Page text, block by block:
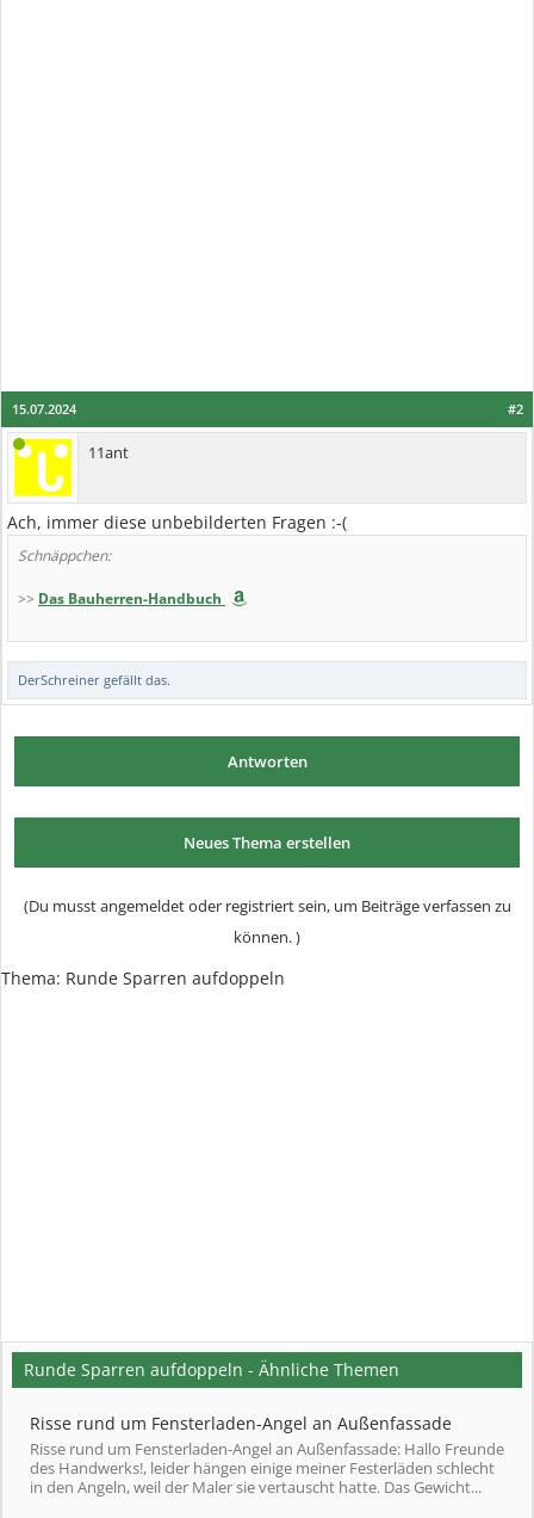
#2
15.07.2024
11ant
Ach, immer diese unbebilderten Fragen :-(
Schnäppchen:
>> Das Bauherren-Handbuch
DerSchreiner gefällt das.
Antworten
Neues Thema erstellen
(Du musst angemeldet oder registriert sein, um Beiträge verfassen zu
können. )
Thema: Runde Sparren aufdoppeln
Runde Sparren aufdoppeln - Ähnliche Themen
Risse rund um Fensterladen-Angel an Außenfassade
Risse rund um Fensterladen-Angel an Außenfassade: Hallo Freunde
des Handwerks!, leider hängen einige meiner Festerläden schlecht
in den Angeln, weil der Maler sie vertauscht hatte. Das Gewicht...